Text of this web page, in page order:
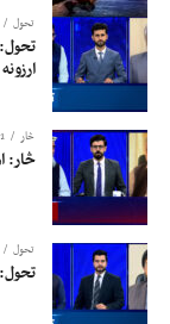
تحول
ارزونه
څار 1 day ago
څار:
تحول